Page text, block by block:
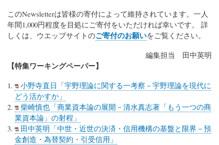
このNewsletterは皆様の寄付によって維持されています。一人
年間1,000円程度を目処にご寄付をいただければ幸いです。 詳
しくは、ウエッブサイトのご寄付のお願いをご覧ください。
編集担当 田中英明
【特集ワーキングペーパー】
小野寺直日「宇野理論に関する一考察－宇野理論を現代に
どう活かすか」
柴崎慎也「商業資本論の展開－清水真志著「もう一つの商
業資本論」の射程」
田中英明「中世・近世の決済・信用機構の基盤と限界－預
金創造・為替契約・引受信用」